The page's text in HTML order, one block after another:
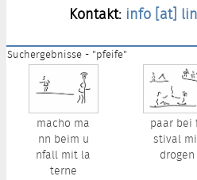
Kontakt: info [at]
Suchergebnisse - "pfeife"
macho ma
nn beim u
nfall mit la
terne
paar bei
stival
drogen